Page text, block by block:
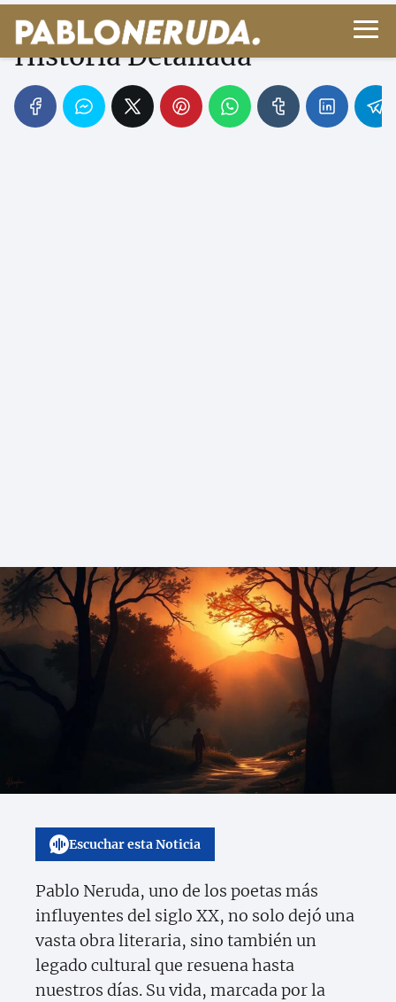
Vida de Pablo Neruda:
Historia Detallada
Escuchar esta Noticia
Pablo Neruda, uno de los poetas más
influyentes del siglo XX, no solo dejó una
vasta obra literaria, sino también un
legado cultural que resuena hasta
nuestros días. Su vida, marcada por la